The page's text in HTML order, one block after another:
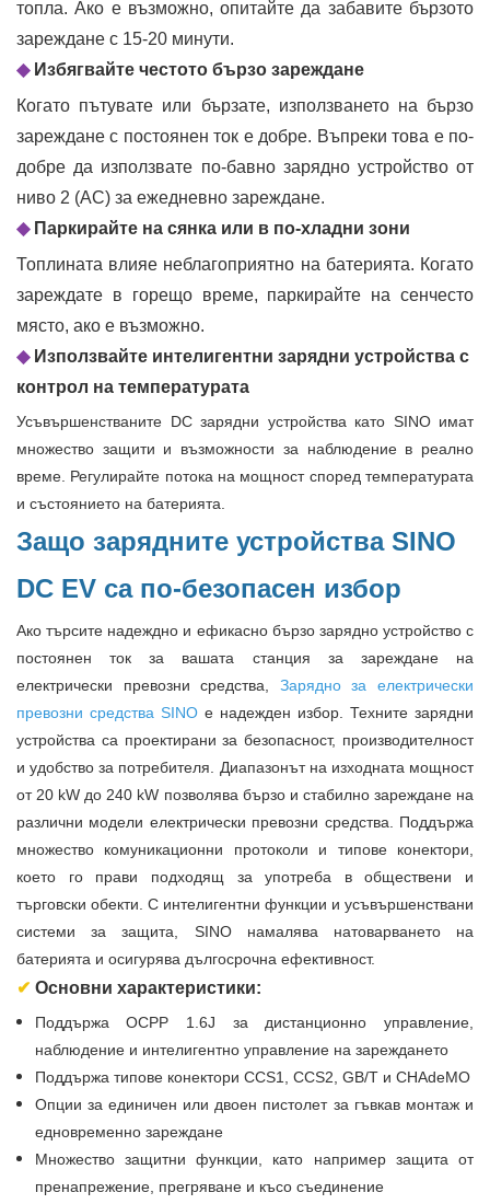
топла. Ако е възможно, опитайте да забавите бързото
зареждане с 15-20 минути.
◆ Избягвайте честото бързо зареждане
Когато пътувате или бързате, използването на бързо
зареждане с постоянен ток е добре. Въпреки това е по-
добре да използвате по-бавно зарядно устройство от
ниво 2 (AC) за ежедневно зареждане.
◆ Паркирайте на сянка или в по-хладни зони
Топлината влияе неблагоприятно на батерията. Когато
зареждате в горещо време, паркирайте на сенчесто
място, ако е възможно.
◆ Използвайте интелигентни зарядни устройства с
контрол на температурата
Усъвършенстваните DC зарядни устройства като SINO имат
множество защити и възможности за наблюдение в реално
време. Регулирайте потока на мощност според температурата
и състоянието на батерията.
Защо зарядните устройства SINO
DC EV са по-безопасен избор
Ако търсите надеждно и ефикасно бързо зарядно устройство с
постоянен ток за вашата станция за зареждане на
електрически превозни средства, Зарядно за електрически
превозни средства SINO е надежден избор. Техните зарядни
устройства са проектирани за безопасност, производителност
и удобство за потребителя. Диапазонът на изходната мощност
от 20 kW до 240 kW позволява бързо и стабилно зареждане на
различни модели електрически превозни средства. Поддържа
множество комуникационни протоколи и типове конектори,
което го прави подходящ за употреба в обществени и
търговски обекти. С интелигентни функции и усъвършенствани
системи за защита, SINO намалява натоварването на
батерията и осигурява дългосрочна ефективност.
✔ Основни характеристики:
Поддържа OCPP 1.6J за дистанционно управление,
наблюдение и интелигентно управление на зареждането
Поддържа типове конектори CCS1, CCS2, GB/T и CHAdeMO
Опции за единичен или двоен пистолет за гъвкав монтаж и
едновременно зареждане
Множество защитни функции, като например защита от
пренапрежение, прегряване и късо съединение